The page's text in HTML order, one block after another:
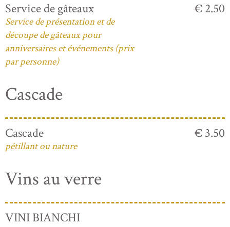
Service de gâteaux
Service de présentation et de
découpe de gâteaux pour
anniversaires et événements (prix
par personne)
€ 2.50
Cascade
Cascade
pétillant ou nature
€ 3.50
Vins au verre
VINI BIANCHI